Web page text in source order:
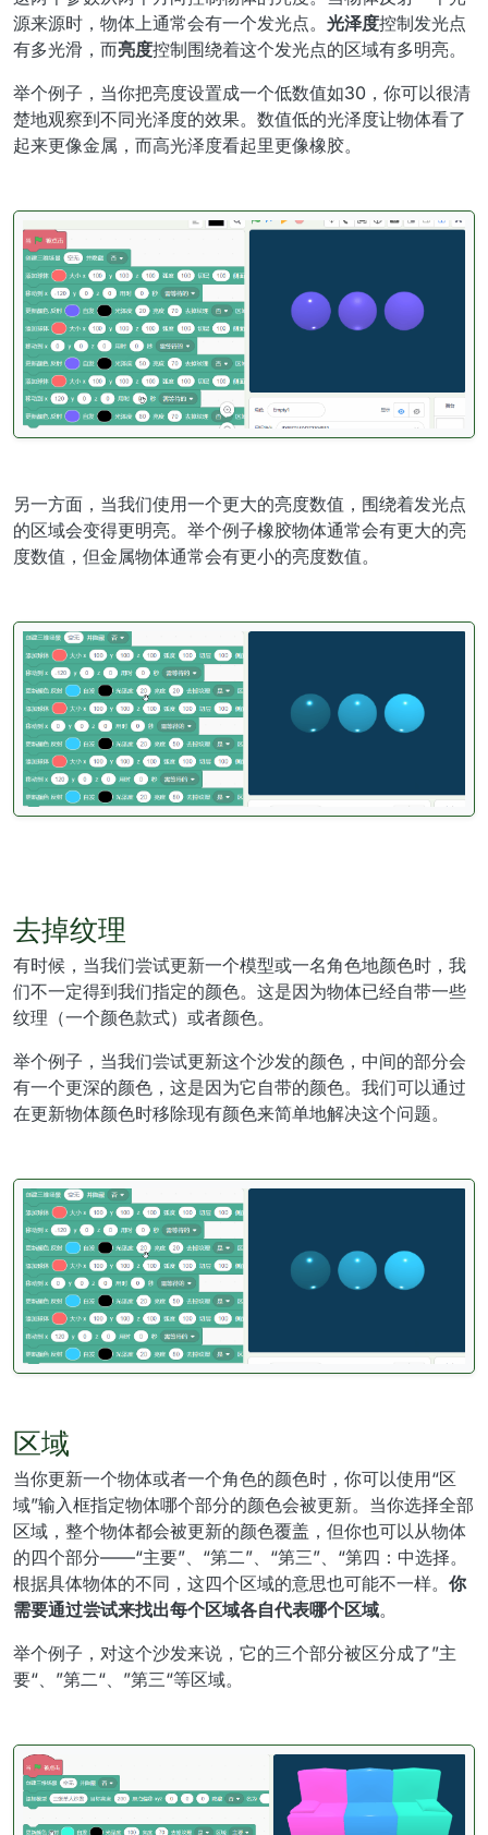
源来源时，物体上通常会有一个发光点。 光泽度控制发光点
有多光滑，而亮度控制围绕着这个发光点的区域有多明亮。
举个例子，当你把亮度设置成一个低数值如30，你可以很清
楚地观察到不同光泽度的效果。数值低的光泽度让物体看了
起来更像金属，而高光泽度看起里更像橡胶。
另一方面，当我们使用一个更大的亮度数值，围绕着发光点
的区域会变得更明亮。举个例子橡胶物体通常会有更大的亮
度数值，但金属物体通常会有更小的亮度数值。
去掉纹理
有时候，当我们尝试更新一个模型或一名角色地颜色时，我
们不一定得到我们指定的颜色。这是因为物体已经自带一些
纹理（一个颜色款式）或者颜色。
举个例子，当我们尝试更新这个沙发的颜色，中间的部分会
有一个更深的颜色，这是因为它自带的颜色。我们可以通过
在更新物体颜色时移除现有颜色来简单地解决这个问题。
区域
当你更新一个物体或者一个角色的颜色时，你可以使用“区
域”输入框指定物体哪个部分的颜色会被更新。当你选择全部
区域，整个物体都会被更新的颜色覆盖，但你也可以从物体
的四个部分——“主要”、“第二”、“第三”、“第四：中选择。
根据具体物体的不同，这四个区域的意思也可能不一样。 你
需要通过尝试来找出每个区域各自代表哪个区域。
举个例子，对这个沙发来说，它的三个部分被区分成了”主
要“、”第二“、”第三“等区域。